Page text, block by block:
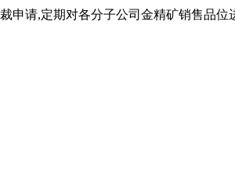
请,定期对各分子公司金精矿销售品